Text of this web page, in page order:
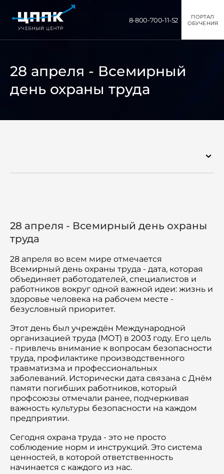
8-800-700-11-52
ПОРТАЛ
ОБУЧЕНИЯ
28 апреля - Всемирный
день охраны труда
Семинары
Статьи
Сотрудничество
28 апреля - Всемирный день охраны
труда
28 апреля во всем мире отмечается
Всемирный день охраны труда - дата, которая
объединяет работодателей, специалистов и
работников вокруг одной важной идеи: жизнь и
здоровье человека на рабочем месте -
безусловный приоритет.
Этот день был учреждён Международной
организацией труда (МОТ) в 2003 году. Его цель
- привлечь внимание к вопросам безопасности
труда, профилактике производственного
травматизма и профессиональных
заболеваний. Исторически дата связана с Днём
памяти погибших работников, который
профсоюзы отмечали ранее, подчеркивая
важность культуры безопасности на каждом
предприятии.
Сегодня охрана труда - это не просто
соблюдение норм и инструкций. Это система
ценностей, в которой ответственность
начинается с каждого из нас.